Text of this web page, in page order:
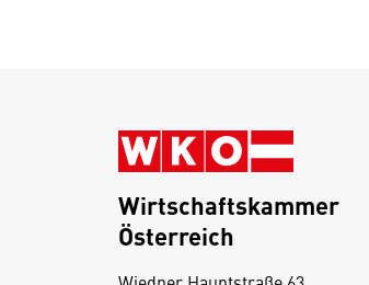
Wirtschaftskammer
Österreich